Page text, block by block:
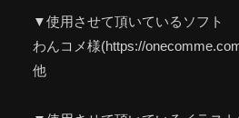
▼使用させて頂いているソフト
わんコメ様(https://
他